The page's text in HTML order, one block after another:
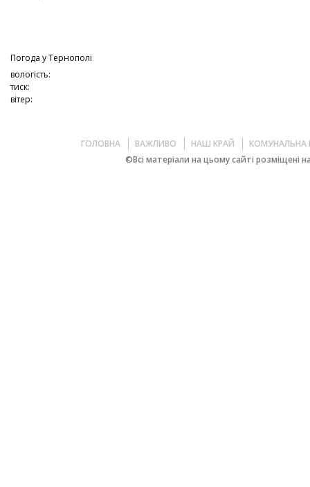
Погода уТернополі
вологість:
тиск:
вітер:
ГОЛОВНА ВАЖЛИВО НАШ КРАЙ
КОМУНАЛЬНА
©Всі матеріали на цьому сайті розміщені